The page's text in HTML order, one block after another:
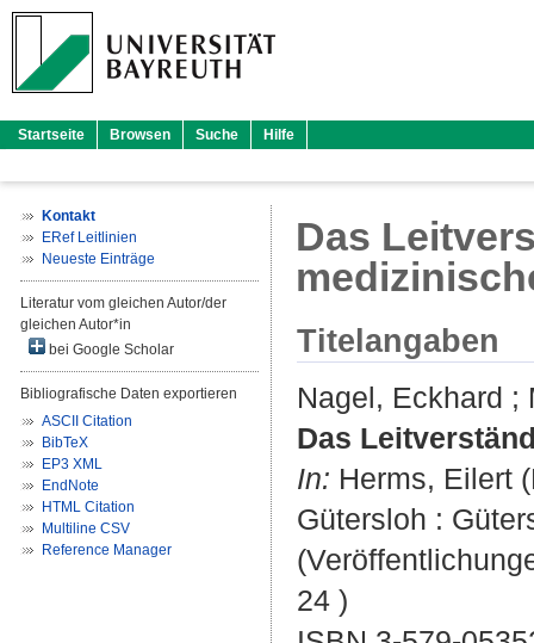
Startseite Browsen Suche Hilfe
Kontakt
ERef Leitlinien
Neueste Einträge
Literatur vom gleichen Autor/der
gleichen Autor*in
bei Google Scholar
Bibliografische Daten exportieren
ASCII Citation
BibTeX
EP3 XML
EndNote
HTML Citation
Multiline CSV
Reference Manager
Das
Titelangaben
Nagel, Eckhard ;
Das
In: Herms, Eilert
Gütersloh :
24 )